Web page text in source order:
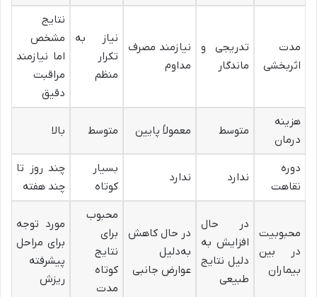
مدت
اثربخشی
تدریجی و
ماندگار
نیازمند مصرف
مداوم
نیاز به
تکرار
منظم
نتایج
مشخص
اما نیازمند
مراقبت
دقیق
هزینه
درمان
متوسط معمولاً پایین متوسط بالا
دوره
نقاهت
ندارد ندارد
بسیار
کوتاه
چند روز تا
چند هفته
محبوبیت
در بین
بیماران
در حال
افزایش به
دلیل نتایج
طبیعی
در حال کاهش
به‌دلیل
عوارض جانبی
محبوب
برای
نتایج
کوتاه‌
مدت
مورد توجه
برای مراحل
پیشرفته
ریزش